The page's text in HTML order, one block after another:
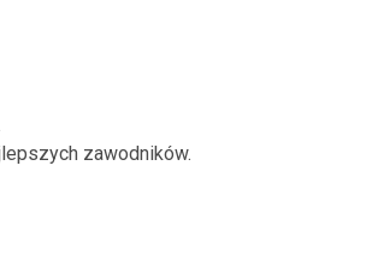
zawodników.